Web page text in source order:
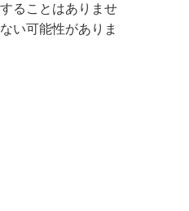
ることはありませ
い可能性がありま